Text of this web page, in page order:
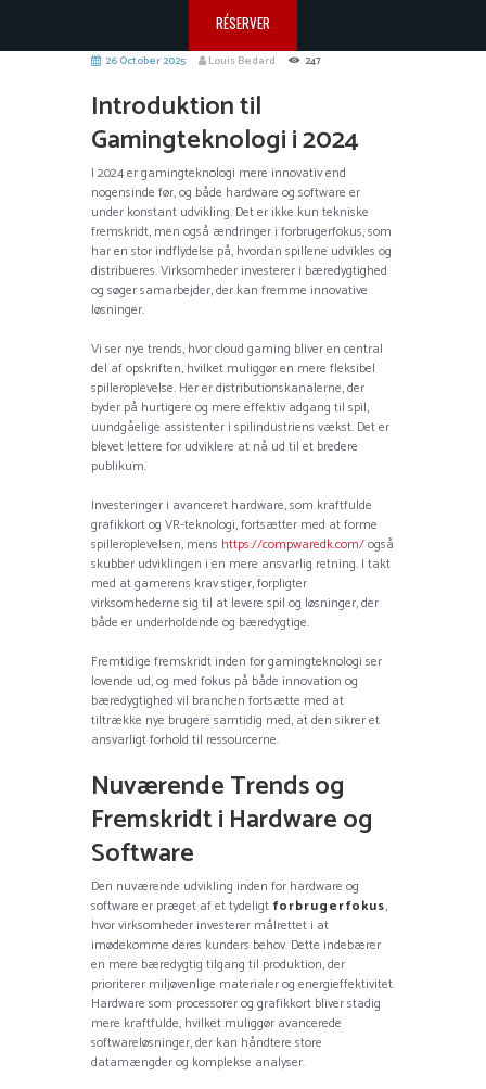
RÉSERVER
26 October 2025 Louis Bedard 247
Introduktion til
Gamingteknologi i 2024
I 2024 er gamingteknologi mere innovativ end
nogensinde før, og både hardware og software er
under konstant udvikling. Det er ikke kun tekniske
fremskridt, men også ændringer i forbrugerfokus, som
har en stor indflydelse på, hvordan spillene udvikles og
distribueres. Virksomheder investerer i bæredygtighed
og søger samarbejder, der kan fremme innovative
løsninger.
Vi ser nye trends, hvor cloud gaming bliver en central
del af opskriften, hvilket muliggør en mere fleksibel
spilleroplevelse. Her er distributionskanalerne, der
byder på hurtigere og mere effektiv adgang til spil,
uundgåelige assistenter i spilindustriens vækst. Det er
blevet lettere for udviklere at nå ud til et bredere
publikum.
Investeringer i avanceret hardware, som kraftfulde
grafikkort og VR-teknologi, fortsætter med at forme
spilleroplevelsen, mens https://compwaredk.com/også
skubber udviklingen i en mere ansvarlig retning. I takt
med at gamerens krav stiger, forpligter
virksomhederne sig til at levere spil og løsninger, der
både er underholdende og bæredygtige.
Fremtidige fremskridt inden for gamingteknologi ser
lovende ud, og med fokus på både innovation og
bæredygtighed vil branchen fortsætte med at
tiltrække nye brugere samtidig med, at den sikrer et
ansvarligt forhold til ressourcerne.
Nuværende Trends og
Fremskridt i Hardware og
Software
Den nuværende udvikling inden for hardware og
software er præget af et tydeligt forbrugerfokus,
hvor virksomheder investerer målrettet i at
imødekomme deres kunders behov. Dette indebærer
en mere bæredygtig tilgang til produktion, der
prioriterer miljøvenlige materialer og energieffektivitet.
Hardware som processorer og grafikkort bliver stadig
mere kraftfulde, hvilket muliggør avancerede
softwareløsninger, der kan håndtere store
datamængder og komplekse analyser.